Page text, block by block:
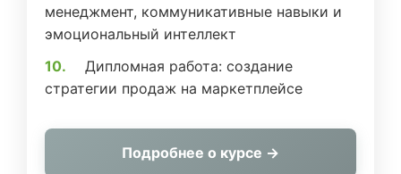
менеджмент, коммуникативные навыки и
эмоциональный интеллект
Дипломная работа: создание
стратегии продаж на маркетплейсе
Подробнее о курсе →